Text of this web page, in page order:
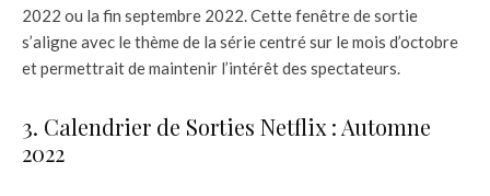
2022 ou la fin septembre 2022. Cette fenêtre de sortie
s’aligne avec le thème de la série centré sur le mois d’octobre
et permettrait de maintenir l’intérêt des spectateurs.
3. Calendrier de Sorties Netflix : Automne
2022